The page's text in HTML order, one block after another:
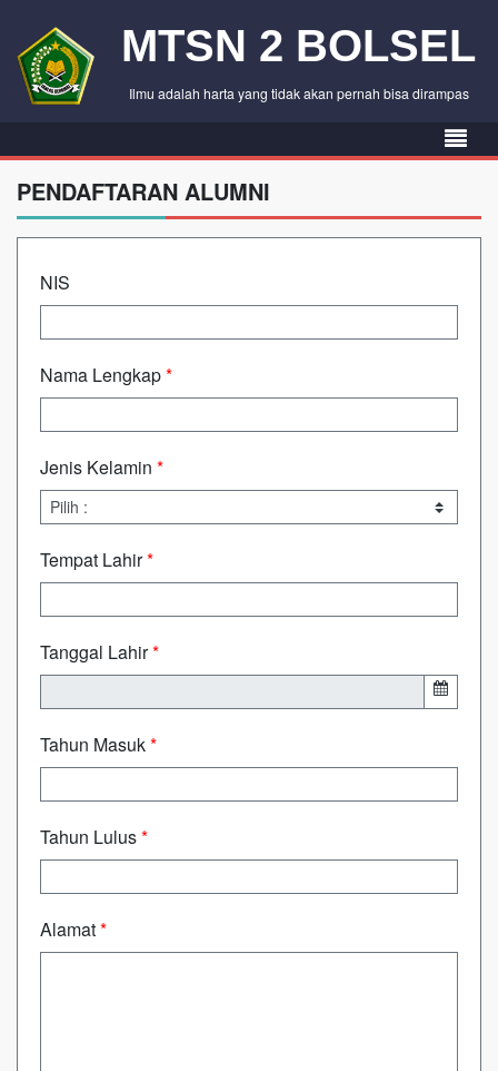
MTSN 2 BOLSEL
Ilmu adalah harta yang tidak akan pernah bisa dirampas
PENDAFTARAN ALUMNI
NIS
Nama Lengkap*
Jenis Kelamin *
Tempat Lahir*
Tanggal Lahir*
Tahun Masuk*
Tahun Lulus*
Alamat*